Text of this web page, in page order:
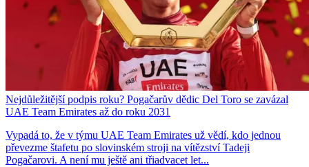
Nejdůležitější podpis roku? Pogačarův dědic Del Toro se zavázal
UAE Team Emirates až do roku 2031
Vypadá to, že v týmu UAE Team Emirates už vědí, kdo jednou
převezme štafetu po slovinském stroji na vítězství Tadeji
Pogačarovi. A není mu ještě ani třiadvacet let...